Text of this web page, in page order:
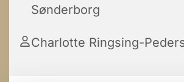
Sønderborg
Charlotte Ringsing-